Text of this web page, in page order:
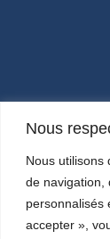
Nous
Nous utilisons
de navigation,
personnalisés
accepter »,